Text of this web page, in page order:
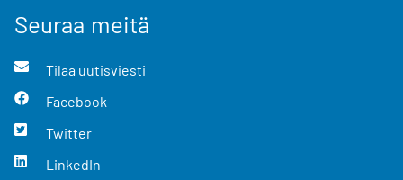
Seuraa meitä
Tilaa uutisviesti
Facebook
Twitter
LinkedIn